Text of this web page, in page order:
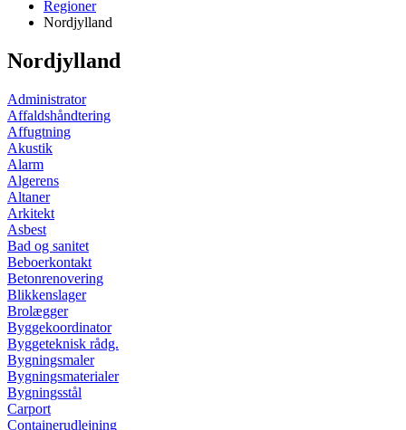
Regioner
Nordjylland
Nordjylland
Administrator
Affaldshåndtering
Affugtning
Akustik
Alarm
Algerens
Altaner
Arkitekt
Asbest
Bad og sanitet
Beboerkontakt
Betonrenovering
Blikkenslager
Brolægger
Byggekoordinator
Byggeteknisk rådg.
Bygningsmaler
Bygningsmaterialer
Bygningsstål
Carport
Containerudlejning